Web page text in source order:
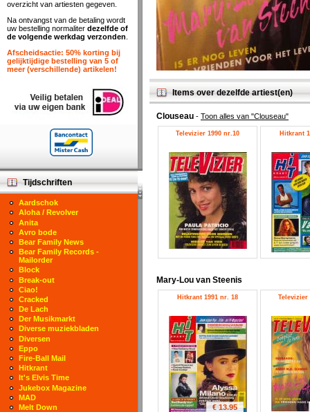
Items over dezelfde artiest(en)
Clouseau - Toon alles van "Clouseau"
Televizier 1990 nr.10 Hitkrant
Mary-Lou van Steenis
Hitkrant 1991 nr. 18
€ 13.95
Televizier
overzicht van artiesten gegeven.
Na ontvangst van de betaling wordt
uw bestelling normaliter dezelfde of
de volgende werkdag verzonden
Afscheidsactie: 50% korting bij
gelijktijdige bestelling van 5 of
meer (verschillende) artikelen!
Tijdschriften
Aardschok
Aloha / Revolver
Anita
Avro bode
Bear Family News
Bear Family Records -
Mailorder
Block
Break-out
Ciao!
Cracked
De Lach
Der Musikmarkt
Diverse muziekbladen
Diversen
Eppo
Fire-Ball Mail
Hitkrant
It's Elvis Time
Jukebox Magazine
MAD
Melt Down